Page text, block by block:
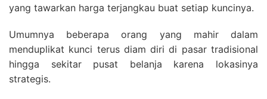
yang tawarkan harga terjangkau buat setiap kuncinya.
Umumnya beberapa orang yang mahir dalam
menduplikat kunci terus diam diri di pasar tradisional
hingga sekitar pusat belanja karena lokasinya
strategis.